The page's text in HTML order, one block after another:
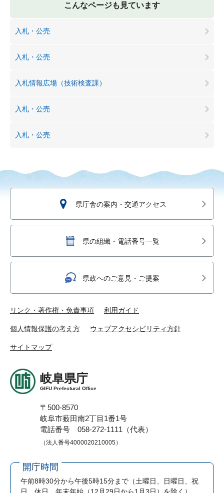
こんなページも見ています
入札・公売
入札・公売
入札情報広場（技術検査課）
入札・公売
入札・公売
県庁舎の案内・交通アクセス
県の組織・電話番号一覧
県政へのご意見・ご提案
リンク・著作権・免責事項 利用ガイド
個人情報保護の考え方 ウェブアクセシビリティ方針
サイトマップ
岐阜県庁
GIFU Prefectural Office
〒500-8570
岐阜市薮田南2丁目1番1号
電話番号 058-272-1111（代表）
（法人番号4000020210005）
開庁時間
午前8時30分から午後5時15分まで （土曜日、日曜日、祝